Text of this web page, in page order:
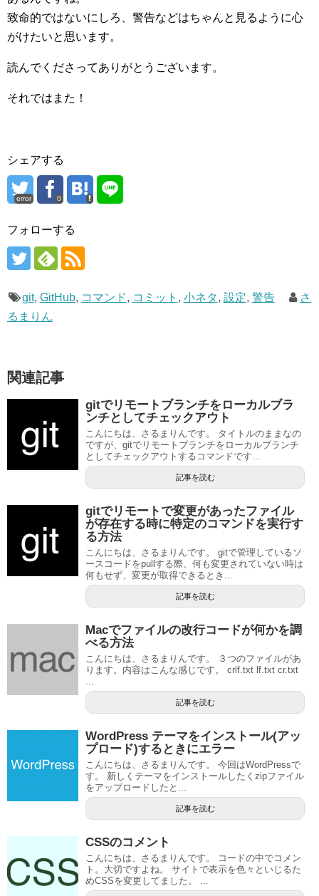
致命的ではないにしろ、警告などはちゃんと見るように心
がけたいと思います。
読んでくださってありがとうございます。
それではまた！
シェアする
error 0
フォローする
git, GitHub, コマンド, コミット , 小ネタ, 設定, 警告
さ
るまりん
関連記事
gitでリモートブランチをローカルブラ
ンチとしてチェックアウト
こんにちは、さるまりんです。 タイトルのままなの
ですが、gitでリモートブランチをローカルブランチ
としてチェックアウトするコマンドです...
記事を読む
gitでリモートで変更があったファイル
が存在する時に特定のコマンドを実行す
る方法
こんにちは、さるまりんです。 gitで管理しているソ
ースコードをpullする際、何も変更されていない時は
何もせず、変更が取得できるとき...
記事を読む
Macでファイルの改行コードが何かを調
べる方法
こんにちは、さるまりんです。 ３つのファイルがあ
ります。内容はこんな感じです。 crlf.txt lf.txt cr.txt
記事を読む
WordPress テーマをインストール(アッ
プロード)するときにエラー
こんにちは、さるまりんです。 今回はWordPressで
す。 新しくテーマをインストールしたくzipファイル
をアップロードしたと...
記事を読む
CSSのコメント
こんにちは、さるまりんです。 コードの中でコメン
ト。大切ですよね。 サイトで表示を色々といじるた
めCSSを変更してました。 ...